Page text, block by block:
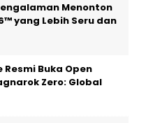
Menonton
yang Lebih Seru dan
Buka Open
Zero: Global